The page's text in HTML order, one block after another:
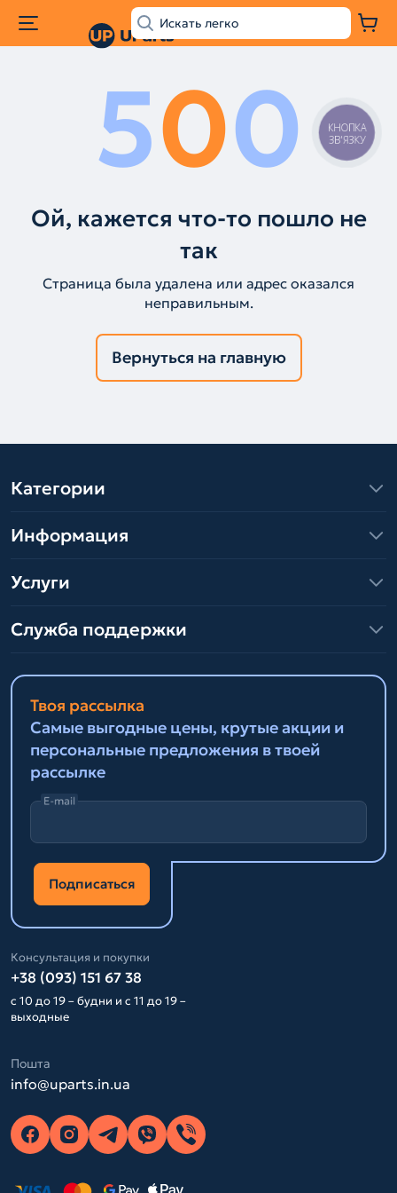
500
Ой, кажется что-то пошло не
так
Страница была удалена или адрес оказался
неправильным.
Вернуться на главную
Категории
Информация
Услуги
Служба поддержки
Твоя рассылка
Самые выгодные цены, крутые акции и
персональные предложения в твоей
рассылке
E-mail
Подписаться
Консультация и покупки
+38 (093) 151 67 38
с 10 до 19 – будни и с 11 до 19 –
выходные
Пошта
info@uparts.in.ua
КНОПКА
ЗВ'ЯЗКУ